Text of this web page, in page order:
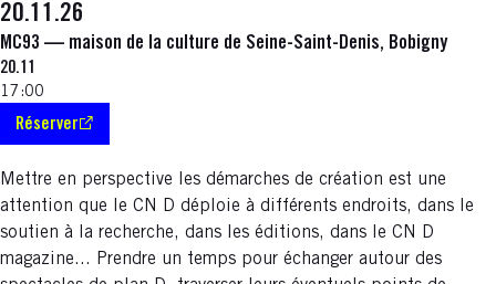
20.11.26
MC93 — maison de la culture de Seine-Saint-Denis, Bobigny
20.11
17:00
Réserver
S'ouvre dans une nouvelle fenêtre
Mettre en perspective les démarches de création est une
attention que le CN D déploie à différents endroits, dans le
soutien à la recherche, dans les éditions, dans le CN D
magazine... Prendre un temps pour échanger autour des